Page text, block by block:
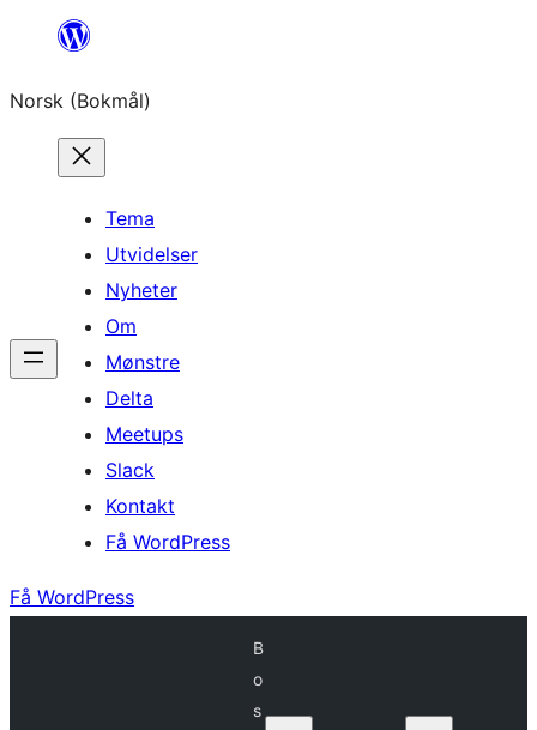
Hopp
innhold
Norsk (Bokmål)
Tema
Utvidelser
Nyheter
Om
Mønstre
Delta
Meetups
Slack
Kontakt
Få WordPress
Få WordPress
B
o
s